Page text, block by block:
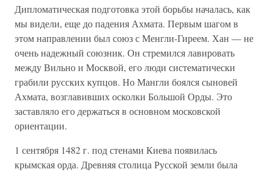
Дипломатическая подготовка этой борьбы началась, как
мы видели, еще до падения Ахмата. Первым шагом в
этом направлении был союз с Менгли-Гиреем. Хан — не
очень надежный союзник. Он стремился лавировать
между Вильно и Москвой, его люди систематически
грабили русских купцов. Но Мангли боялся сыновей
Ахмата, возглавивших осколки Большой Орды. Это
заставляло его держаться в основном московской
ориентации.
1 сентября 1482 г. под стенами Киева появилась
крымская орда. Древняя столица Русской земли была